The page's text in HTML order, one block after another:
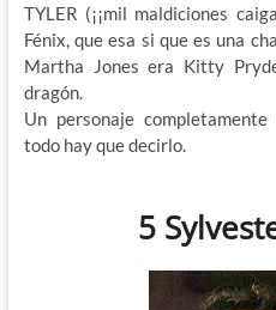
TYLER (¡¡mil maldiciones
Fénix, que esa si que es una
Martha Jones era Kitty
dragón.
Un personaje
todo hay que decirlo.
5